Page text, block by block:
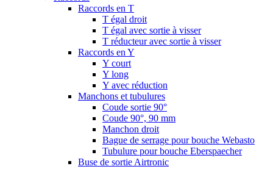
Raccords en T
T égal droit
T égal avec sortie à visser
T réducteur avec sortie à visser
Raccords en Y
Y court
Y long
Y avec réduction
Manchons et tubulures
Coude sortie 90°
Coude 90°, 90 mm
Manchon droit
Bague de serrage pour bouche Webasto
Tubulure pour bouche Eberspaecher
Buse de sortie Airtronic